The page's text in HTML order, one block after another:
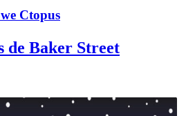
Ctopus
de Baker Street